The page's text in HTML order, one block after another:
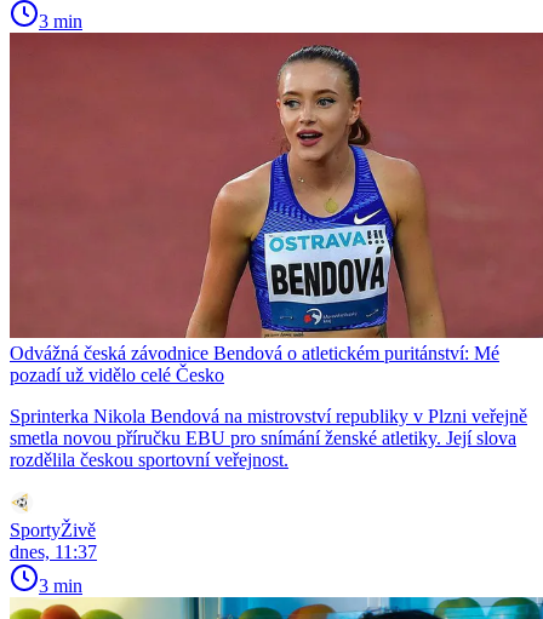
3 min
Odvážná česká závodnice Bendová o atletickém puritánství: Mé
pozadí už vidělo celé Česko
Sprinterka Nikola Bendová na mistrovství republiky v Plzni veřejně
smetla novou příručku EBU pro snímání ženské atletiky. Její slova
rozdělila českou sportovní veřejnost.
SportyŽivě
dnes, 11:37
3 min